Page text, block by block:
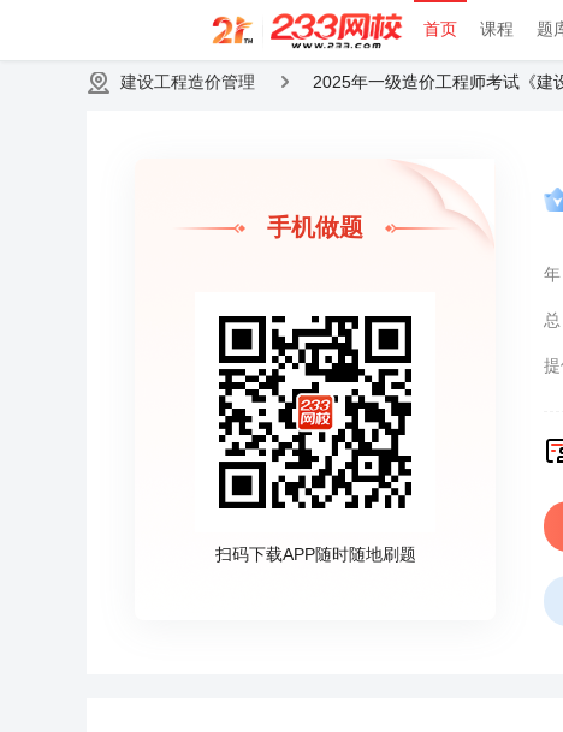
首页 课程 题
建设工程造价管理 2025年一级造价工程师考试《建
手机做题
扫码下载APP随时随地刷题